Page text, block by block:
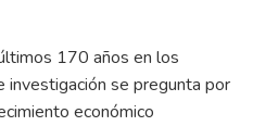
170 años en los
investigación se pregunta por
económico